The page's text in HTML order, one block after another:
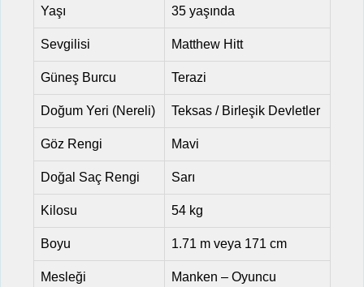
Yaşı 35 yaşında
Sevgilisi Matthew Hitt
Güneş Burcu Terazi
Doğum Yeri (Nereli) Teksas / Birleşik Devletler
Göz Rengi Mavi
Doğal Saç Rengi Sarı
Kilosu 54 kg
Boyu 1.71 m veya 171 cm
Mesleği Manken – Oyuncu